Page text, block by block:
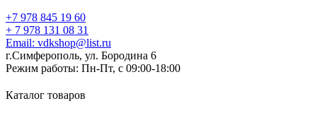
+7 978 845 19 60
+ 7 978 131 08 31
Email: vdkshop@list.ru
г.Симферополь, ул. Бородина 6
Режим работы: Пн-Пт, с 09:00-18:00
Каталог товаров